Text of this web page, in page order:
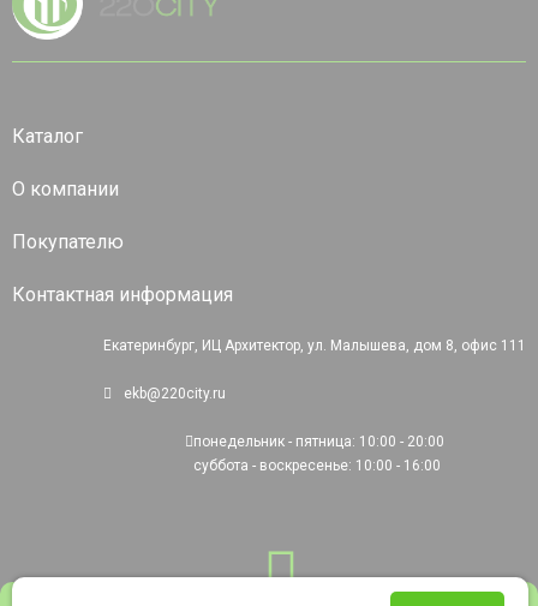
Каталог
О компании
Покупателю
Контактная информация
Екатеринбург, ИЦ Архитектор, ул. Малышева, дом 8, офис 111
ekb@220city.ru
понедельник - пятница: 10:00 - 20:00
суббота - воскресенье: 10:00 - 16:00